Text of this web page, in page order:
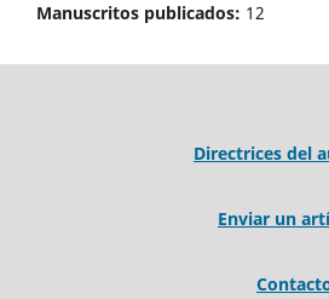
Manuscritos publicados: 12
Directrices del
Enviar un